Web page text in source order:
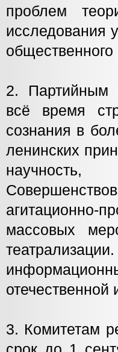
проблем
исследования
общественного
2. Партийным
всё время
сознания в
ленинских
агитационно-
массовых
отечественной
3. Комитетам